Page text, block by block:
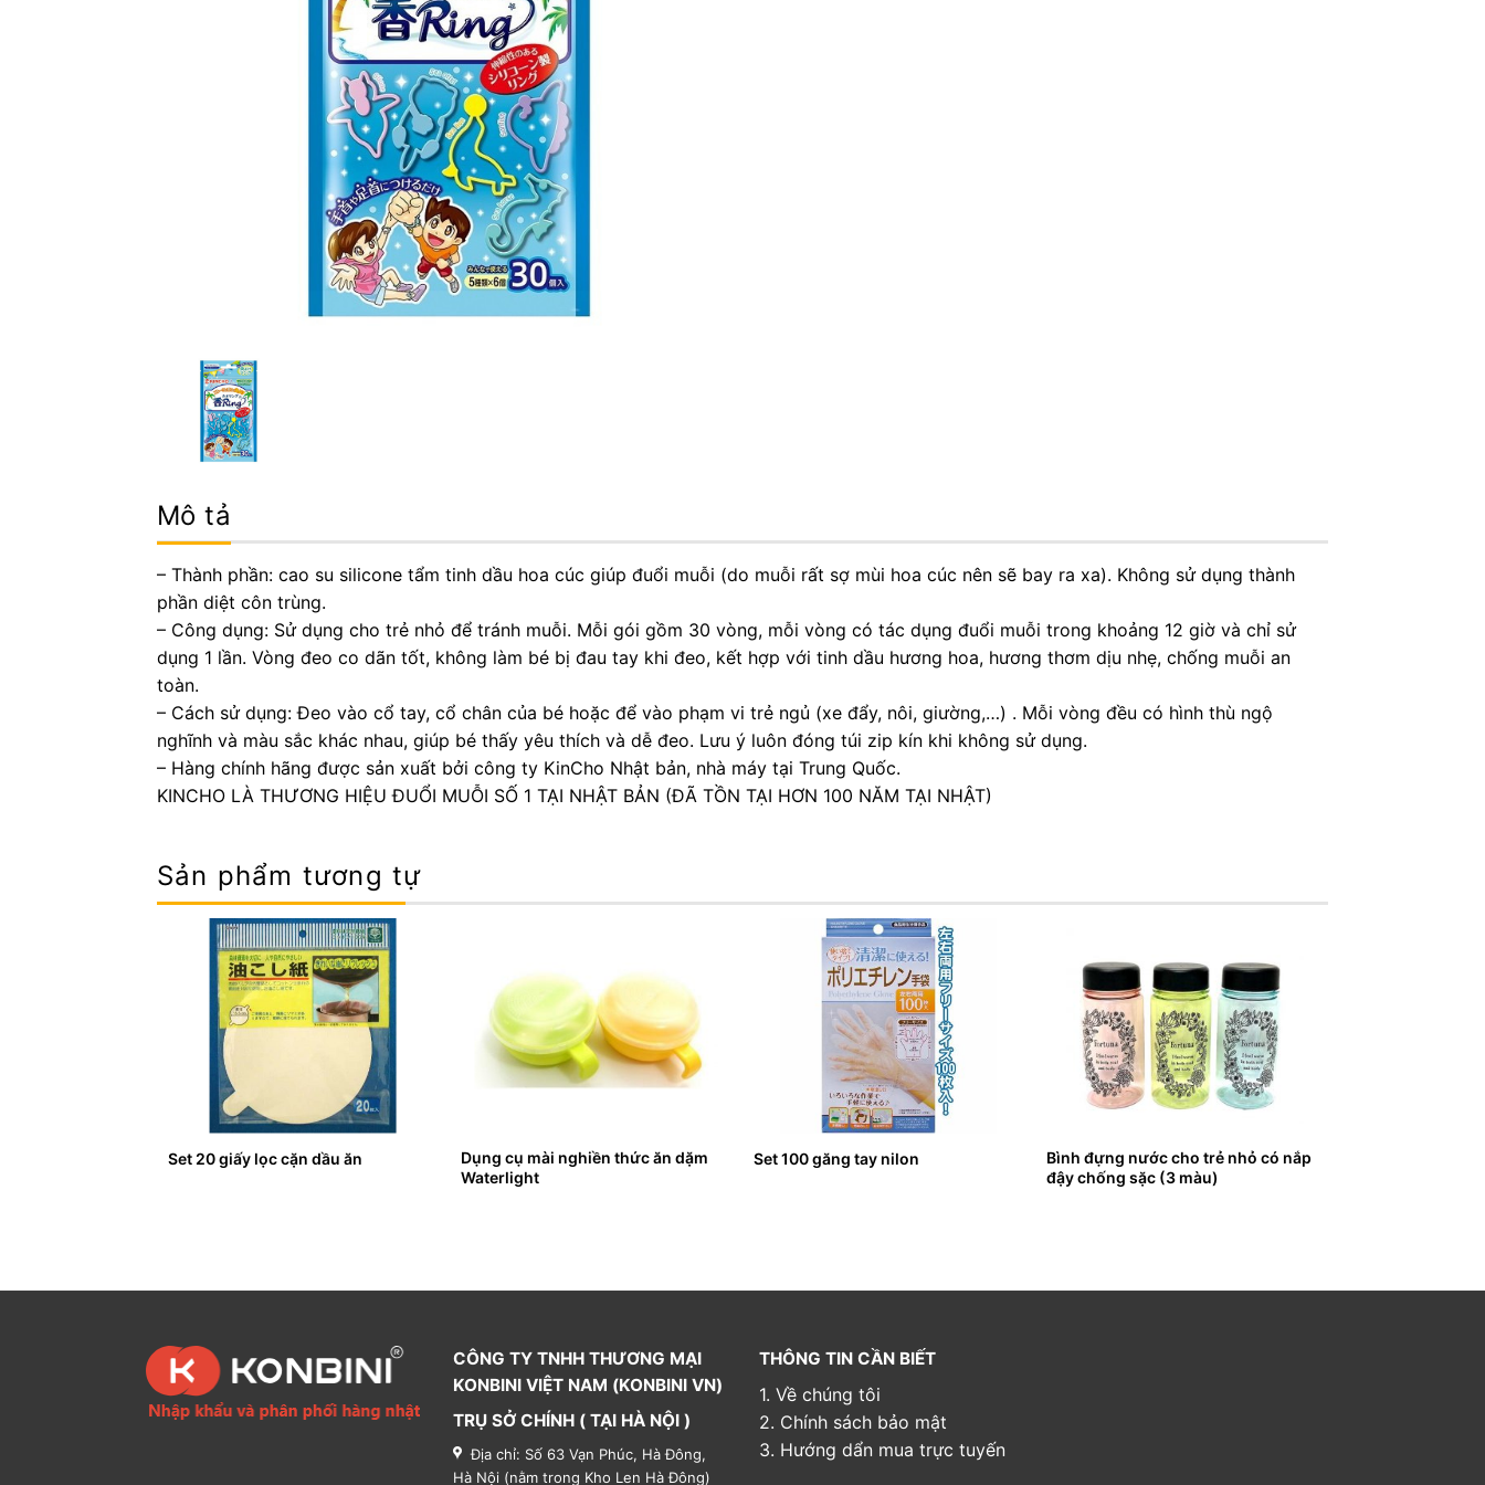
Mô tả
– Thành phần: cao su silicone tẩm tinh dầu hoa cúc giúp đuổi muỗi (do muỗi rất sợ mùi hoa cúc nên sẽ bay ra xa). Không sử dụng thành
phần diệt côn trùng.
– Công dụng: Sử dụng cho trẻ nhỏ để tránh muỗi. Mỗi gói gồm 30 vòng, mỗi vòng có tác dụng đuổi muỗi trong khoảng 12 giờ và chỉ sử
dụng 1 lần. Vòng đeo co dãn tốt, không làm bé bị đau tay khi đeo, kết hợp với tinh dầu hương hoa, hương thơm dịu nhẹ, chống muỗi an
toàn.
– Cách sử dụng: Đeo vào cổ tay, cổ chân của bé hoặc để vào phạm vi trẻ ngủ (xe đẩy, nôi, giường,…) . Mỗi vòng đều có hình thù ngộ
nghĩnh và màu sắc khác nhau, giúp bé thấy yêu thích và dễ đeo. Lưu ý luôn đóng túi zip kín khi không sử dụng.
– Hàng chính hãng được sản xuất bởi công ty KinCho Nhật bản, nhà máy tại Trung Quốc.
KINCHO LÀ THƯƠNG HIỆU ĐUỔI MUỖI SỐ 1 TẠI NHẬT BẢN (ĐÃ TỒN TẠI HƠN 100 NĂM TẠI NHẬT)
Sản phẩm tương tự
Set 20 giấy lọc cặn dầu ăn
Dụng cụ mài nghiền thức ăn dặm
Waterlight
Set 100 găng tay nilon
Bình đựng nước cho trẻ nhỏ có nắp
đậy chống sặc (3 màu)
CÔNG TY TNHH THƯƠNG MẠI
KONBINI VIỆT NAM (KONBINI VN)
TRỤ SỞ CHÍNH ( TẠI HÀ NỘI )
Địa chỉ: Số 63 Vạn Phúc, Hà Đông,
Hà Nội (nằm trong Kho Len Hà Đông)
THÔNG TIN CẦN BIẾT
1. Về chúng tôi
2. Chính sách bảo mật
3. Hướng dẩn mua trực tuyến